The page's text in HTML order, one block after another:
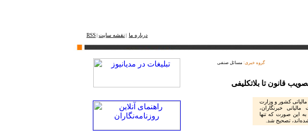
درباره ما نقشه ‌سایت RSS
گروه خبری: مسائل صنفی
قانون تا بلاتکلیفی
مالیاتی کشور و وزارت
خبرنگاران،
این صورت که تنها
تصحیح شد.